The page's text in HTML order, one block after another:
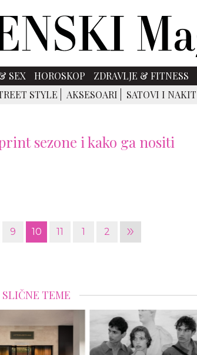
SEX HOROSKOP ZDRAVLJE & FITNESS
STYLE AKSESOARI SATOVI I NAKIT
sezone i kako ga nositi
9 10 11 1 2 »
SLIČNE TEME